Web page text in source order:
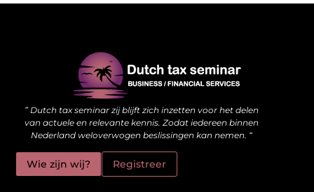
” Dutch tax seminar zij blijft zich inzetten voor het delen
van actuele en relevante kennis. Zodat iedereen binnen
Nederland weloverwogen beslissingen kan nemen. “
Wie zijn wij? Registreer